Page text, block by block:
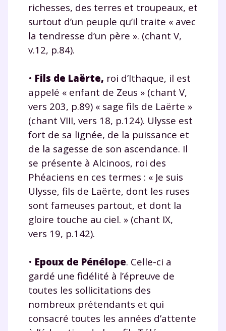
richesses, des terres et troupeaux, et
surtout d’un peuple qu’il traite « avec
la tendresse d’un père ». (chant V,
v.12, p.84).
• Fils de Laërte, roi d’Ithaque, il est
appelé « enfant de Zeus » (chant V,
vers 203, p.89) « sage fils de Laërte »
(chant VIII, vers 18, p.124). Ulysse est
fort de sa lignée, de la puissance et
de la sagesse de son ascendance. Il
se présente à Alcinoos, roi des
Phéaciens en ces termes : « Je suis
Ulysse, fils de Laërte, dont les ruses
sont fameuses partout, et dont la
gloire touche au ciel. » (chant IX,
vers 19, p.142).
• Epoux de Pénélope. Celle-ci a
gardé une fidélité à l’épreuve de
toutes les sollicitations des
nombreux prétendants et qui
consacré toutes les années d’attente